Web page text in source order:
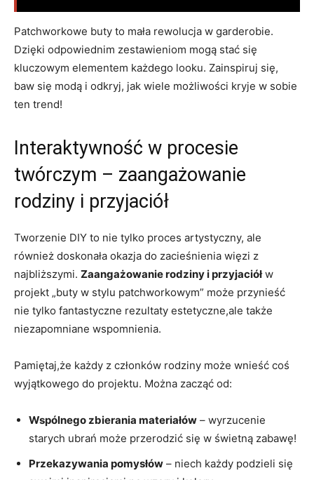
Patchworkowe buty to mała rewolucja w garderobie.
Dzięki odpowiednim zestawieniom mogą stać się
kluczowym elementem każdego looku. Zainspiruj się,
baw się modą i odkryj, jak wiele możliwości kryje w sobie
ten trend!
Interaktywność w procesie
twórczym – zaangażowanie
rodziny i przyjaciół
Tworzenie DIY to nie tylko proces artystyczny, ale
również doskonała okazja do zacieśnienia więzi z
najbliższymi. Zaangażowanie rodziny i przyjaciółw
projekt „buty w stylu patchworkowym” może przynieść
nie tylko fantastyczne rezultaty estetyczne,ale także
niezapomniane wspomnienia.
Pamiętaj,że każdy z członków rodziny może wnieść coś
wyjątkowego do projektu. Można zacząć od:
Wspólnego zbierania materiałów – wyrzucenie
starych ubrań może przerodzić się w świetną zabawę!
Przekazywania pomysłów – niech każdy podzieli się